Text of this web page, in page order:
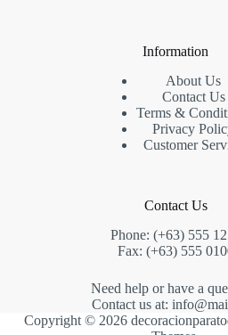
Information
About Us
Contact Us
Terms &
Privacy
Customer
Contact Us
Phone: (+63) 555
Fax: (+63) 555
Need help or have a
Contact us at:
Copyright © 2026